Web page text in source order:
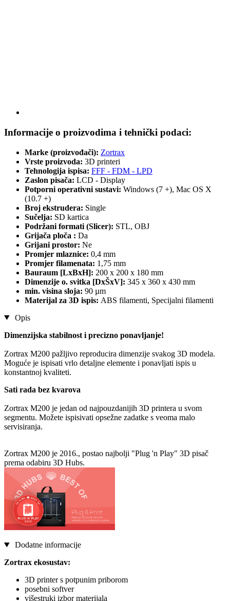
Informacije o proizvodima i tehnički podaci:
Marke (proizvođači): Zortrax
Vrste proizvoda: 3D printeri
Tehnologija ispisa: FFF - FDM - LPD
Zaslon pisača: LCD - Display
Potporni operativni sustavi: Windows (7 +), Mac OS X
(10.7 +)
Broj ekstrudera: Single
Sučelja: SD kartica
Podržani formati (Slicer): STL, OBJ
Grijača ploča : Da
Grijani prostor: Ne
Promjer mlaznice: 0,4 mm
Promjer filamenata: 1,75 mm
Bauraum [LxBxH]: 200 x 200 x 180 mm
Dimenzije o. svitka [DxŠxV]: 345 x 360 x 430 mm
min. visina sloja: 90 µm
Materijal za 3D ispis: ABS filamenti, Specijalni filamenti
Opis
Dimenzijska stabilnost i precizno ponavljanje!
Zortrax M200 pažljivo reproducira dimenzije svakog 3D modela.
Moguće je ispisati vrlo detaljne elemente i ponavljati ispis u
konstantnoj kvaliteti.
Sati rada bez kvarova
Zortrax M200 je jedan od najpouzdanijih 3D printera u svom
segmentu. Možete ispisivati opsežne zadatke s veoma malo
servisiranja.
Zortrax M200 je 2016., postao najbolji "Plug 'n Play" 3D pisač
prema odabiru 3D Hubs.
Dodatne informacije
Zortrax ekosustav:
3D printer s potpunim priborom
posebni softver
višestruki izbor materijala